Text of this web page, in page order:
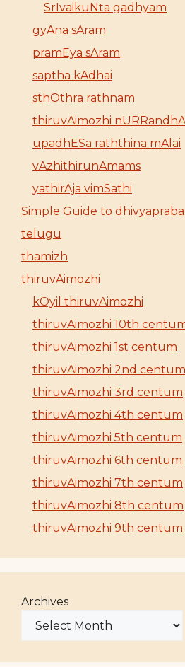
SrIvaikuNta gadhyam
gyAna sAram
pramEya sAram
saptha kAdhai
sthOthra rathnam
thiruvAimozhi
upadhESa raththina mAlai
vAzhithirunAmams
yathirAja vimSathi
Simple Guide to
telugu
thamizh
thiruvAimozhi
kOyil thiruvAimozhi
thiruvAimozhi 10th
thiruvAimozhi 1st centum
thiruvAimozhi 2nd centum
thiruvAimozhi 3rd centum
thiruvAimozhi 4th centum
thiruvAimozhi 5th centum
thiruvAimozhi 6th centum
thiruvAimozhi 7th centum
thiruvAimozhi 8th centum
thiruvAimozhi 9th centum
Archives